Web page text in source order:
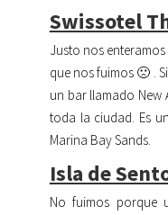
Swissotel
Justo nos
que nos fuimos 🙁 .
un bar llamado New
toda la ciudad. Es
Marina Bay Sands.
Isla de
No fuimos porque